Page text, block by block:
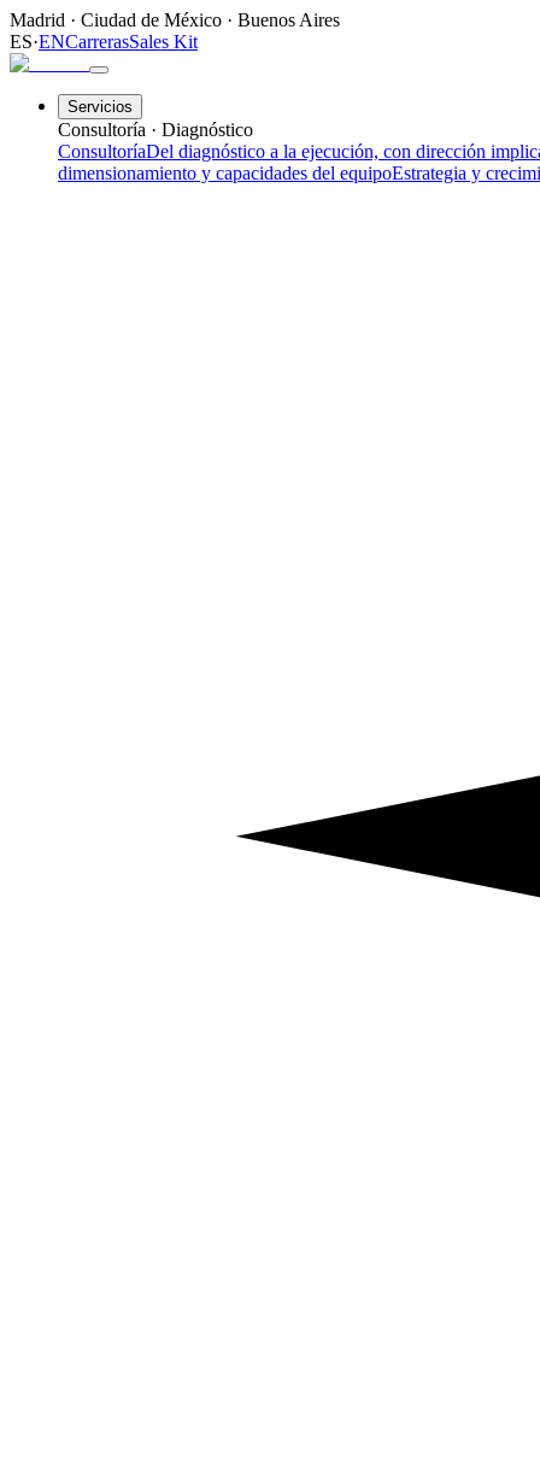
Madrid · Ciudad de México · Buenos Aires
ES·ENCarrerasSales Kit
Servicios
Consultoría · Diagnóstico
ConsultoríaDel diagnóstico a la ejecución, con dirección
dimensionamiento y capacidades del equipoEstrategia y